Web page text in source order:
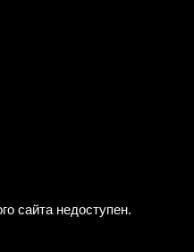
сайта недоступен.